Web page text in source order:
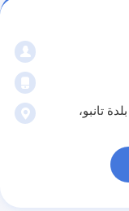
تانبو،